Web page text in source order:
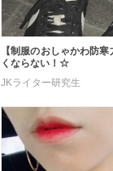
【制服のおしゃかわ防
くならない！☆
JKライター研究生